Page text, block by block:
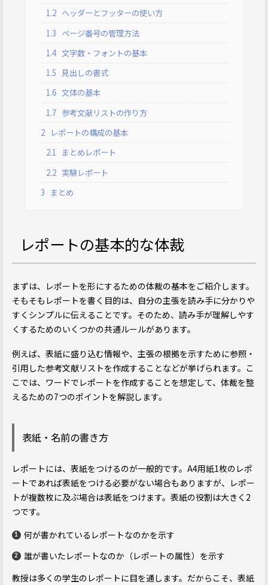
1.2 ヘッダーとフッターの使い方
1.3 ページ番号の管理方法
1.4 文字数・フォントの基本
1.5 見出しの書式
1.6 文体の基本
1.7 参考文献リストの作り方
2
レポートの構成の基本
2.1
まとめレポート
2.2 実験レポート
3
まとめ
レポートの基本的な体裁
まずは、レポートを形にするための体裁の基本をご紹介します。
そもそもレポートを書く目的は、自分の主張を読み手に分かりや
すくシンプルに伝えることです。そのため、読み手が理解しやす
くするためのいくつかの共通ルールがあります。
例えば、表紙に盛り込む情報や、主張の根拠を示すために参照・
引用した参考文献リストを作成することなどが挙げられます。こ
こでは、ワードでレポートを作成することを想定して、体裁を整
えるための7つのポイントを解説します。
表紙・名前の書き方
レポートには、表紙をつけるのが一般的です。A4用紙1枚のレポ
ートであれば表紙をつける必要がない場合もありますが、レポー
トが複数枚に及ぶ場合は表紙をつけます。表紙の役割は大きく2
つです。
何が書かれているレポートなのかを示す
誰が書いたレポートなのか（レポートの属性）を示す
教授は多くの学生のレポートに目を通します。だからこそ、表紙